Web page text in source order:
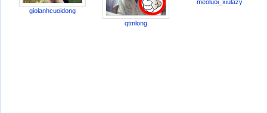
giolanhcuoidong
qtmlong
meoluoi_xiulazy